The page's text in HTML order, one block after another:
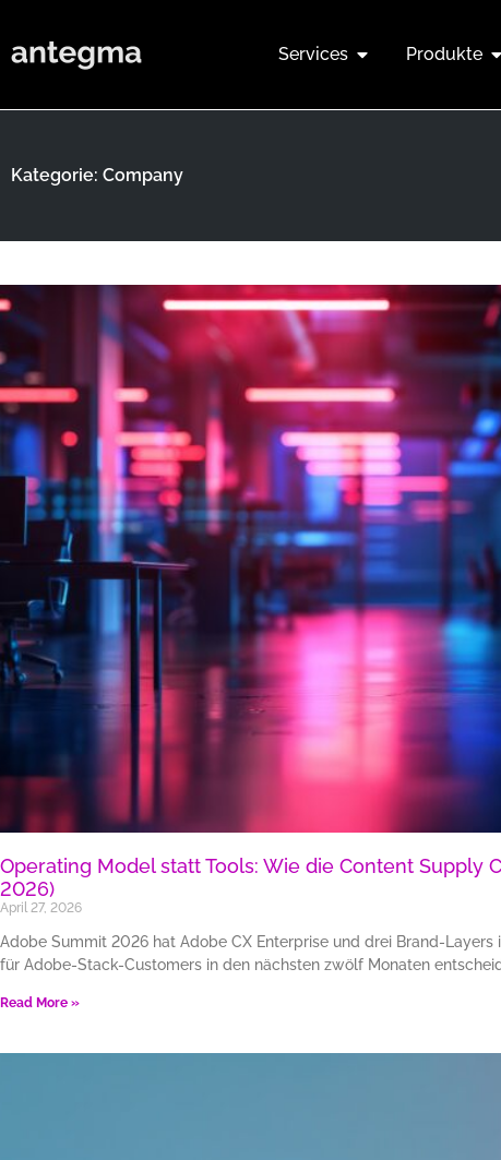
Services Produkte
Kategorie: Company
Operating Model statt Tools: Wie die Content Supply
2026)
April 27, 2026
Adobe Summit 2026 hat Adobe CX Enterprise und drei Brand-
für Adobe-Stack-Customers in den nächsten zwölf Monaten
Read More »